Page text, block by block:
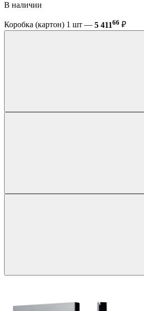
В наличии
Коробка (картон) 1 шт — 5 41166 ₽